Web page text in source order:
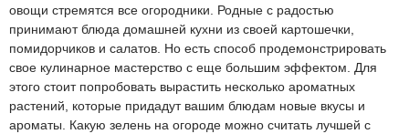
овощи стремятся все огородники. Родные с радостью
принимают блюда домашней кухни из своей картошечки,
помидорчиков и салатов. Но есть способ продемонстрировать
свое кулинарное мастерство с еще большим эффектом. Для
этого стоит попробовать вырастить несколько ароматных
растений, которые придадут вашим блюдам новые вкусы и
ароматы. Какую зелень на огороде можно считать лучшей с